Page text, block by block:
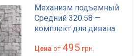
Механизм подъемный
Средний 320.58 —
комплект для дивана
Цена от 495 грн.